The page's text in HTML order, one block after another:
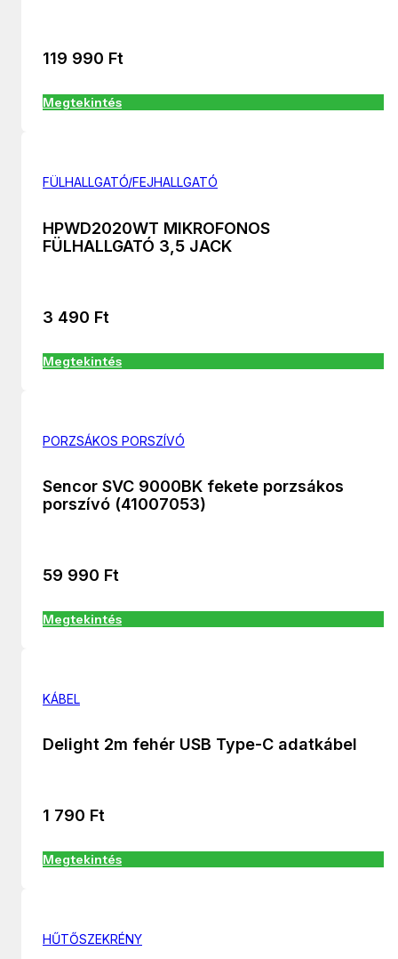
119 990 Ft
Megtekintés
FÜLHALLGATÓ/FEJHALLGATÓ
HPWD2020WT MIKROFONOS
FÜLHALLGATÓ 3,5 JACK
3 490 Ft
Megtekintés
PORZSÁKOS PORSZÍVÓ
Sencor SVC 9000BK fekete porzsákos
porszívó (41007053)
59 990 Ft
Megtekintés
KÁBEL
Delight 2m fehér USB Type-C adatkábel
1 790 Ft
Megtekintés
HŰTŐSZEKRÉNY